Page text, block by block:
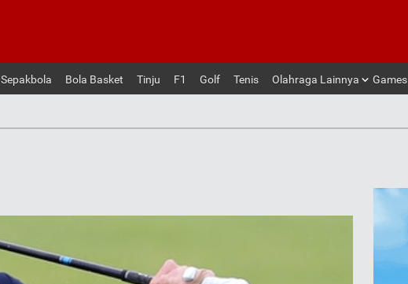
Sepakbola Bola Basket Tinju F1 Golf Tenis Olahraga Lainnya Games